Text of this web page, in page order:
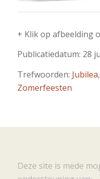
+ Klik op afbeelding
Publicatiedatum: 28
Trefwoorden: Jubilea,
Zomerfeesten
Deze site is mede